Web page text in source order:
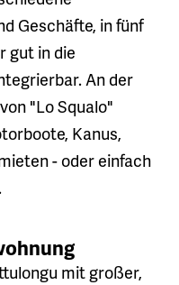
Geschäfte, in fünf
gut in die
An der
"Lo Squalo"
Kanus,
- oder einfach
mit großer,